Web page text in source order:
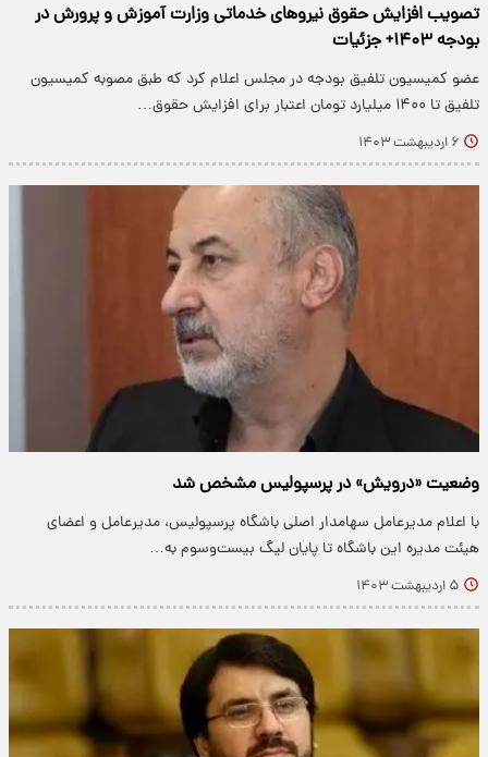
تصویب افزایش حقوق نیروهای خدماتی وزارت آموزش و پرورش در
بودجه ۱۴۰۳+ جزئیات
عضو کمیسیون تلفیق بودجه در مجلس اعلام کرد که طبق مصوبه کمیسیون
تلفیق تا ۱۴۰۰ میلیارد تومان اعتبار برای افزایش حقوق…
۶ اردیبهشت ۱۴۰۳
وضعیت «درویش» در پرسپولیس مشخص شد
با اعلام مدیرعامل سهامدار اصلی باشگاه پرسپولیس، مدیرعامل و اعضای
هیئت مدیره این باشگاه تا پایان لیگ بیست‌وسوم به…
۵ اردیبهشت ۱۴۰۳